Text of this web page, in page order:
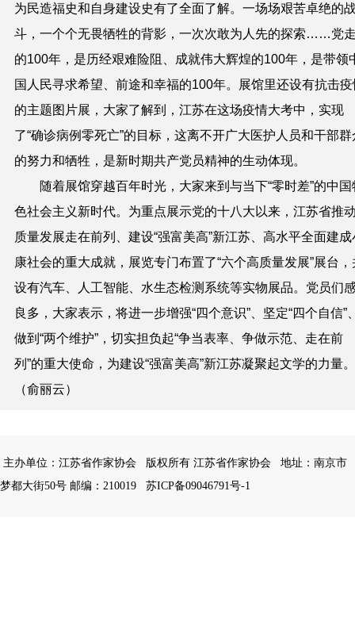
为民造福史和自身建设史有了全面了解。一场场艰苦卓绝的
斗，一个个无畏牺牲的背影，一次次敢为人先的探索……党
的100年，是历经艰难险阻、成就伟大辉煌的100年，是带领
国人民寻求希望、前途和幸福的100年。展馆里还设有抗击疫
的主题图片展，大家了解到，江苏在这场疫情大考中，实现
了“确诊病例零死亡”的目标，这离不开广大医护人员和干部群
的努力和牺牲，是新时期共产党员精神的生动体现。
随着展馆穿越百年时光，大家来到与当下“零时差”的中国
色社会主义新时代。为重点展示党的十八大以来，江苏省推
质量发展走在前列、建设“强富美高”新江苏、高水平全面建成
康社会的重大成就，展览专门布置了“六个高质量发展”展台，
设有汽车、人工智能、水生态检测系统等实物展品。党员们
良多，大家表示，将进一步增强“四个意识”、坚定“四个自信”
做到 “两个维护” ，切实担负起“争当表率、争做示范、走在前
列 ”的重大使命，为建设“强富美高”新江苏凝聚起文学的力量。
（俞丽云）
主办单位：江苏省作家协会 版权所有 江苏省作家协会
地址：南京市
梦都大街50号 邮编：210019
苏ICP备09046791号-1